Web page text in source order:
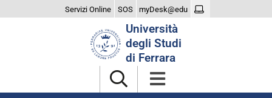
Servizi Online SOS myDesk@edu
Università
degli Studi
di Ferrara